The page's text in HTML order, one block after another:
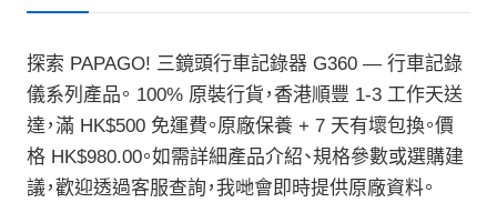
探索 PAPAGO! 三鏡頭行車記錄器 G360 — 行車記錄
儀系列產品。 100% 原裝行貨，香港順豐 1-3 工作天送
達，滿 HK$500 免運費。原廠保養 + 7 天有壞包換。價
格 HK$980.00。如需詳細產品介紹、規格參數或選購建
議，歡迎透過客服查詢，我哋會即時提供原廠資料。